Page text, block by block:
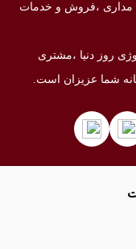
مداری ،فروش و خدمات
روز دنیا ،مشتری
شما عزیزان است.